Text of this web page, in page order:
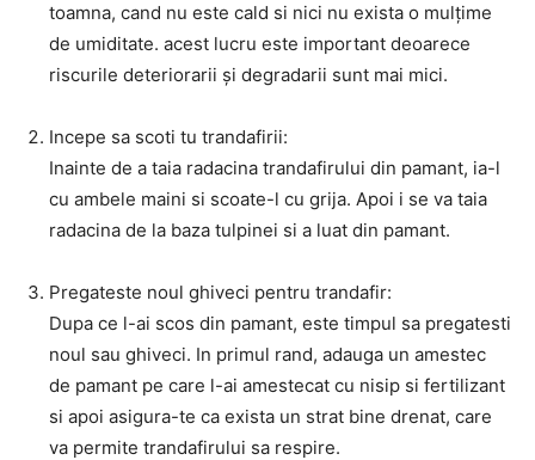
toamna, cand nu este cald si nici nu exista o mulțime
de umiditate. acest lucru este important deoarece
riscurile deteriorarii și degradarii sunt mai mici.
Incepe sa scoti tu trandafirii:
Inainte de a taia radacina trandafirului din pamant, ia-l
cu ambele maini si scoate-l cu grija. Apoi i se va taia
radacina de la baza tulpinei si a luat din pamant.
Pregateste noul ghiveci pentru trandafir:
Dupa ce l-ai scos din pamant, este timpul sa pregatesti
noul sau ghiveci. In primul rand, adauga un amestec
de pamant pe care l-ai amestecat cu nisip si fertilizant
si apoi asigura-te ca exista un strat bine drenat, care
va permite trandafirului sa respire.